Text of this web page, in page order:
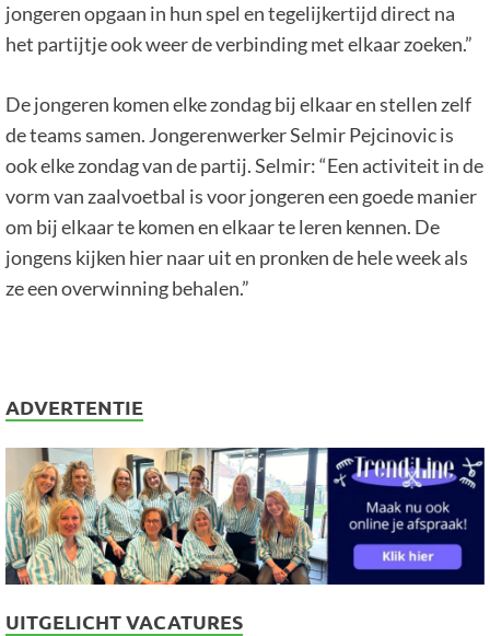
jongeren opgaan in hun spel en tegelijkertijd direct na
het partijtje ook weer de verbinding met elkaar zoeken.”
De jongeren komen elke zondag bij elkaar en stellen zelf
de teams samen. Jongerenwerker Selmir Pejcinovic is
ook elke zondag van de partij. Selmir: “Een activiteit in de
vorm van zaalvoetbal is voor jongeren een goede manier
om bij elkaar te komen en elkaar te leren kennen. De
jongens kijken hier naar uit en pronken de hele week als
ze een overwinning behalen.”
ADVERTENTIE
UITGELICHT VACATURES